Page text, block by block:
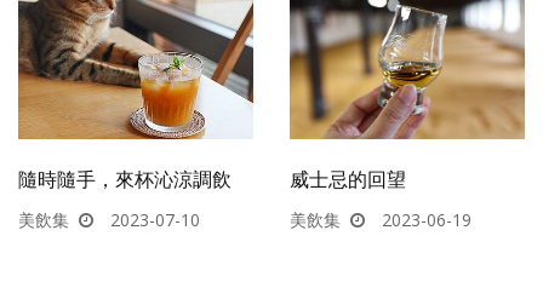
隨時隨手，來杯沁涼調飲
美飲集 2023-07-10
威士忌的回望
美飲集 2023-06-19